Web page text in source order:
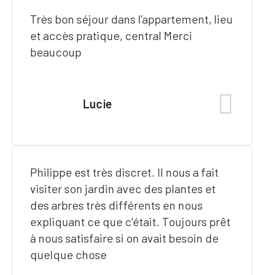
Très bon séjour dans l’appartement, lieu
et accès pratique, central Merci
beaucoup
Lucie
Philippe est très discret. Il nous a fait
visiter son jardin avec des plantes et
des arbres très différents en nous
expliquant ce que c'était. Toujours prêt
à nous satisfaire si on avait besoin de
quelque chose